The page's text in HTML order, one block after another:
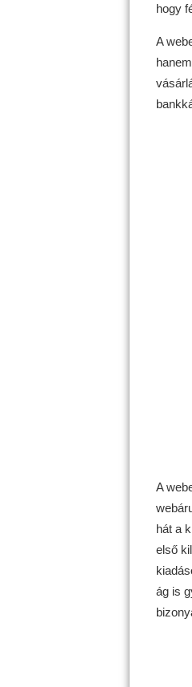
hogy
A
A
hát a
első
ág is